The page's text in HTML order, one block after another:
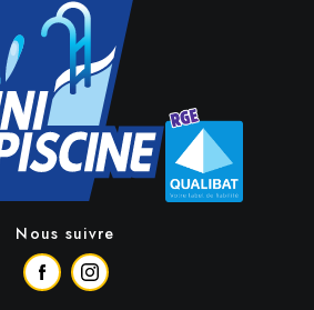
Nous suivre